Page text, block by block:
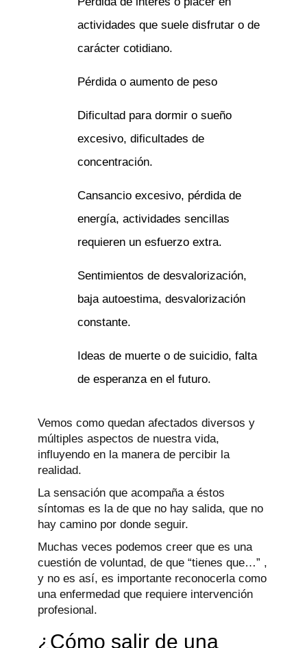
actividades que suele disfrutar o de
carácter cotidiano.
Pérdida o aumento de peso
Dificultad para dormir o sueño
excesivo, dificultades de
concentración.
Cansancio excesivo, pérdida de
energía, actividades sencillas
requieren un esfuerzo extra.
Sentimientos de desvalorización,
baja autoestima, desvalorización
constante.
Ideas de muerte o de suicidio, falta
de esperanza en el futuro.
Vemos como quedan afectados diversos y
múltiples aspectos de nuestra vida,
influyendo en la manera de percibir la
realidad.
La sensación que acompaña a éstos
síntomas es la de que no hay salida, que no
hay camino por donde seguir.
Muchas veces podemos creer que es una
cuestión de voluntad, de que “tienes que…” ,
y no es así, es importante reconocerla como
una enfermedad que requiere intervención
profesional.
¿Cómo salir de una